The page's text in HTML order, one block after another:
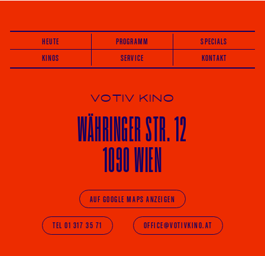
HEUTE PROGRAMM
SPECIALS
KINOS
SERVICE KONTAKT
VOTIV KINO
WÄHRINGERSTR. 12
1090 WIEN
AUF GOOGLE MAPS ANZEIGEN
TEL 01 317 35 71 OFFICE@VOTIVKINO.AT